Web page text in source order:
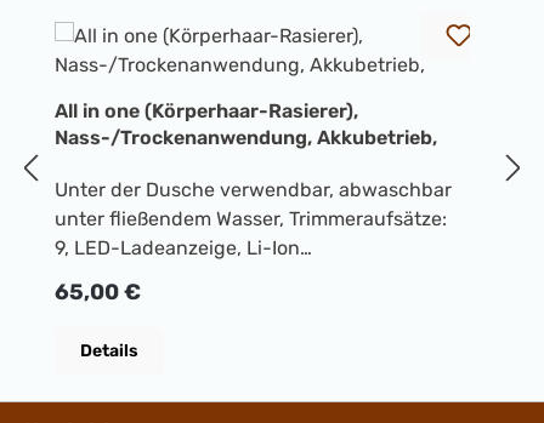
All in one (Körperhaar-Rasierer),
Nass-/Trockenanwendung, Akkubetrieb,
Unter der Dusche verwendbar, abwaschbar
unter fließendem Wasser, Trimmeraufsätze:
9, LED-Ladeanzeige, Li-Ion
AufsatzStromaufnahme LED-Ladeanzeige Li-
MinutenLadezeit in Stunden: ca. 1Schnell-
Regulärer Preis:
65,00 €
Details